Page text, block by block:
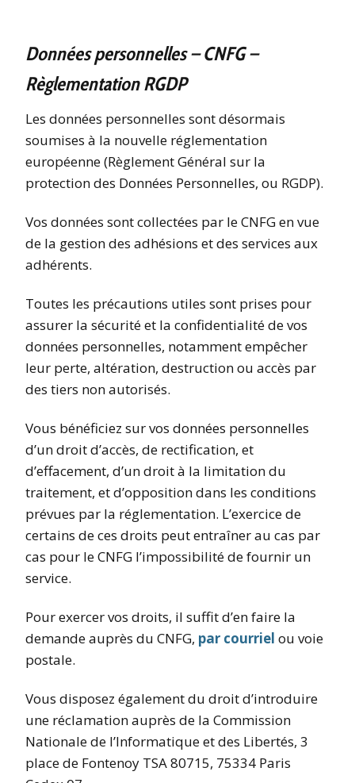
Données personnelles–CNFG –
Règlementation RGDP
Les données personnelles sont désormais
soumises à la nouvelle réglementation
européenne (Règlement Général sur la
protection des Données Personnelles, ou RGDP).
Vos données sont collectées par le CNFG en vue
de la gestion des adhésions et des services aux
adhérents.
Toutes les précautions utiles sont prises pour
assurer la sécurité et la confidentialité de vos
données personnelles, notamment empêcher
leur perte, altération, destruction ou accès par
des tiers non autorisés.
Vous bénéficiez sur vos données personnelles
d’un droit d’accès, de rectification, et
d’effacement, d’un droit à la limitation du
traitement, et d’opposition dans les conditions
prévues par la réglementation. L’exercice de
certains de ces droits peut entraîner au cas par
cas pour le CNFG l’impossibilité de fournir un
service.
Pour exercer vos droits, il suffit d’en faire la
demande auprès du CNFG, par courriel ou voie
postale.
Vous disposez également du droit d’introduire
une réclamation auprès de la Commission
Nationale de l’Informatique et des Libertés, 3
place de Fontenoy TSA 80715, 75334 Paris